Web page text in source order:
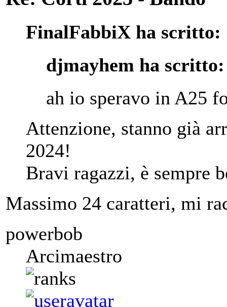
FinalFabbiX ha scritto:
djmayhem ha scritto:
ah io speravo in A25
Attenzione, stanno già
2024!
Bravi ragazzi, è sempre
Massimo 24 caratteri, mi
powerbob
Arcimaestro